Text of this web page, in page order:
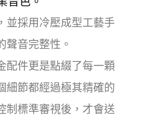
並採用冷壓成型工藝手
聲音完整性。
配件更是點綴了每一顆
細節都經過極其精確的
制標準審視後，才會送